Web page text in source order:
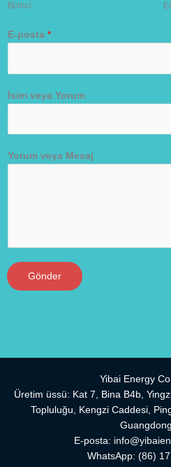
Birinci
E-posta *
İsim veya Yorum
Yorum veya Mesaj
Gönder
Yibai Energy
Üretim üssü: Kat 7, Bina B4b,
Topluluğu, Kengzi Caddesi,
E-posta:
WhatsApp: (86)